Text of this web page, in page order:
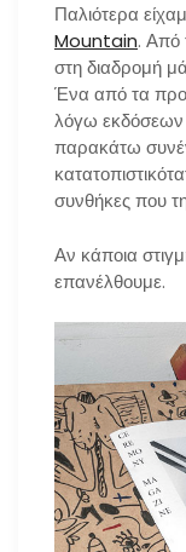
Παλιότερα
Mountain. Από
στη διαδρομή
Ένα από τα
λόγω εκδόσεων
παρακάτω
συνθήκες που
Αν κάποια
επανέλθουμε.